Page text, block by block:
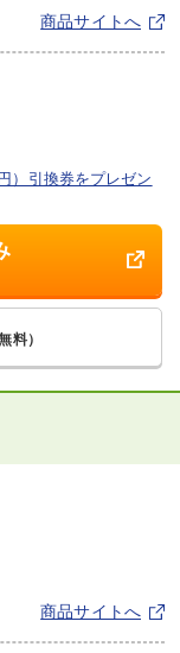
料）
商品サイトへ
引換券をプレゼン
商品サイトへ